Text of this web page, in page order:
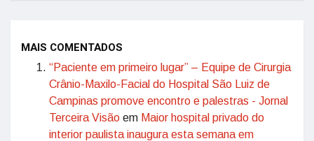
MAIS COMENTADOS
“Paciente em primeiro lugar” – Equipe de Cirurgia
Crânio-Maxilo-Facial do Hospital São Luiz de
Campinas promove encontro e palestras - Jornal
Terceira Visão em Maior hospital privado do
interior paulista inaugura esta semana em